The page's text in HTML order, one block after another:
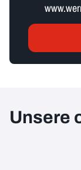
Unsere